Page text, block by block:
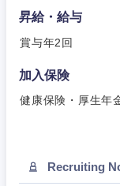
昇給・給与
賞与年2回
加入保険
健康保険・厚生年
Recruiting
新潟県
石川県